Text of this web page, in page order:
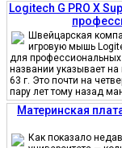
Logitech G PRO X
Швейцарская
игровую мышь
для
названии указывает
63 г. Это почти на
пару лет тому назад
Материнская
Как показало